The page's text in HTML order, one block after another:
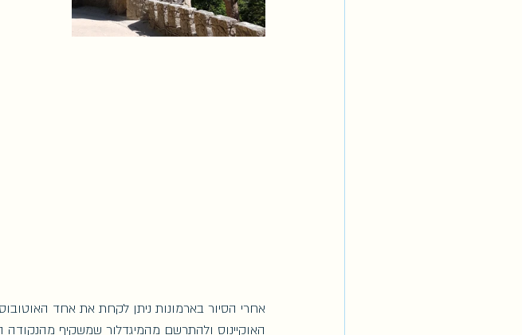
אחרי הסיור בארמונות ניתן לקחת את אחד
האוקיינוס ולהתרשם מהמיגדלור שמשקיף